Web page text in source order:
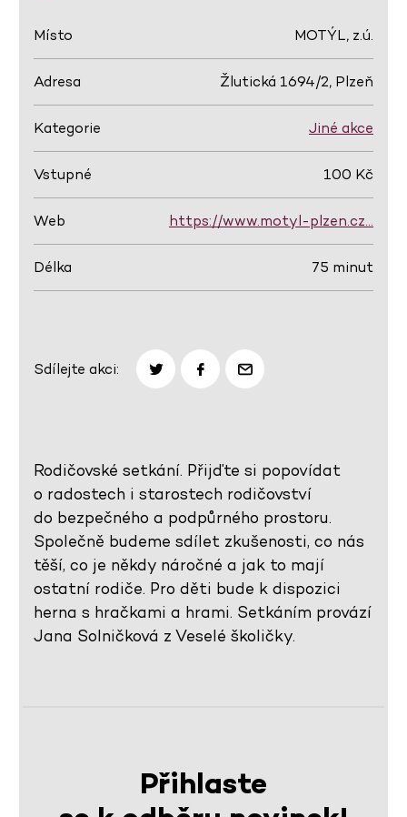
Místo MOTÝL, z.ú.
Adresa Žlutická 1694/2, Plzeň
Kategorie Jiné akce
Vstupné 100 Kč
Web https://www.motyl-plzen.cz…
Délka 75 minut
Sdílejte akci:
Rodičovské setkání. Přijďte si popovídat
o radostech i starostech rodičovství
do bezpečného a podpůrného prostoru.
Společně budeme sdílet zkušenosti, co nás
těší, co je někdy náročné a jak to mají
ostatní rodiče. Pro děti bude k dispozici
herna s hračkami a hrami. Setkáním provází
Jana Solničková z Veselé školičky.
Přihlaste